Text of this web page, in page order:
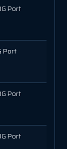
Port
Port
Port
Port